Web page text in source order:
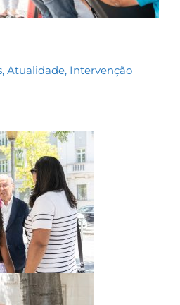
, Atualidade, Intervenção